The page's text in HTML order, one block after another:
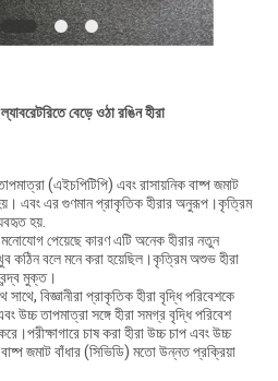
বেড়ে ওঠা রঙিন হীরা
(এইচপিটিপি) এবং রাসায়নিক বাষ্প জমাট
হয়। এবং এর গুণমান প্রাকৃতিক হীরার অনুরূপ।কৃত্রিম
হয়.
মনোযোগ পেয়েছে কারণ এটি অনেক হীরার নতুন
কঠিন বলে মনে করা হয়েছিল।কৃত্রিম অশুভ হীরা
মুক্ত।
বিজ্ঞানীরা প্রাকৃতিক হীরা বৃদ্ধি পরিবেশকে
উচ্চ তাপমাত্রা সঙ্গে হীরা সমগ্র বৃদ্ধি পরিবেশ
চাষ করা হীরা উচ্চ চাপ এবং উচ্চ
জমাট বাঁধার (সিভিডি) মতো উন্নত প্রক্রিয়া